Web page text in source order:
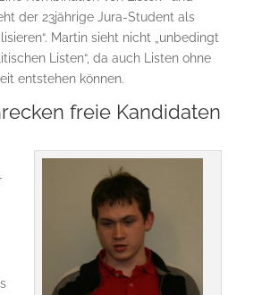
der 23jährige Jura-Student als
Martin sieht nicht „unbedingt
Listen“, da auch Listen ohne
entstehen können.
freie Kandidaten